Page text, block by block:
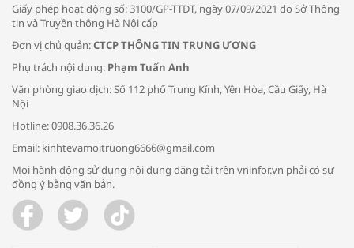
Bác sĩ tư vấn cách phòng tránh bệnh
đường hô hấp trong thời tiết giao mùa
Trao yêu thương cho em
Giấy phép hoạt động số: 3100/GP-TTĐT, ngày 07/09/2021 do Sở Thông
tin và Truyền thông Hà Nội cấp
Đơn vị chủ quản:CTCP THÔNG TIN TRUNG ƯƠNG
Phụ trách nội dung: Phạm Tuấn Anh
Văn phòng giao dịch: Số 112 phố Trung Kính, Yên Hòa, Cầu Giấy, Hà
Nội
Hotline: 0908.36.36.26
Email: kinhtevamoitruong6666@gmail.com
Mọi hành động sử dụng nội dung đăng tải trên vninfor.vn phải có sự
đồng ý bằng văn bản.